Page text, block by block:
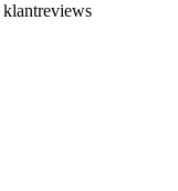
klantreviews